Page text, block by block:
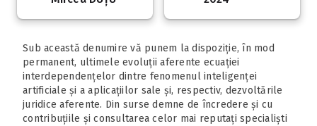
Sub această denumire vă punem la dispoziție, în mod
permanent, ultimele evoluții aferente ecuației
interdependențelor dintre fenomenul inteligenței
artificiale și a aplicațiilor sale și, respectiv, dezvoltările
juridice aferente. Din surse demne de încredere și cu
contribuțiile și consultarea celor mai reputați specialiști